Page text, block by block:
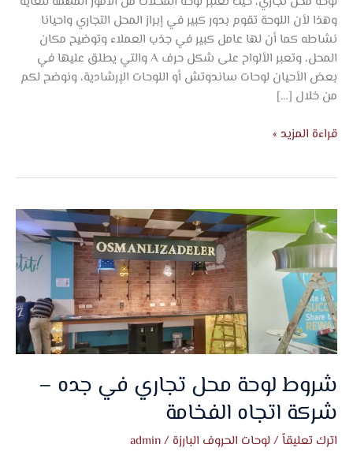
وهذا لأن اللوحة تقوم بدور كبير في إبراز المحل التجاري واحيانا
نشاطه كما أن لها عامل كبير في جذب العملاء وتوضيح مكان
المحل، وتعبر الألواح على شكل حرف A والتي يطلق عليها في
بعض الأحيان لوحات ساندوتش أو اللوحات الإرشادية، ونوضح لكم
من خلال […]
قراءة المزيد »
شروط لوحة محل تجاري في جده –
شركة اتجاه الفخامة
اترك تعليقاً/لوحات الحروف البارزة /
admin
شروط
لوحة
محل
تجاري
في
جده
–
شركة
الفخامة